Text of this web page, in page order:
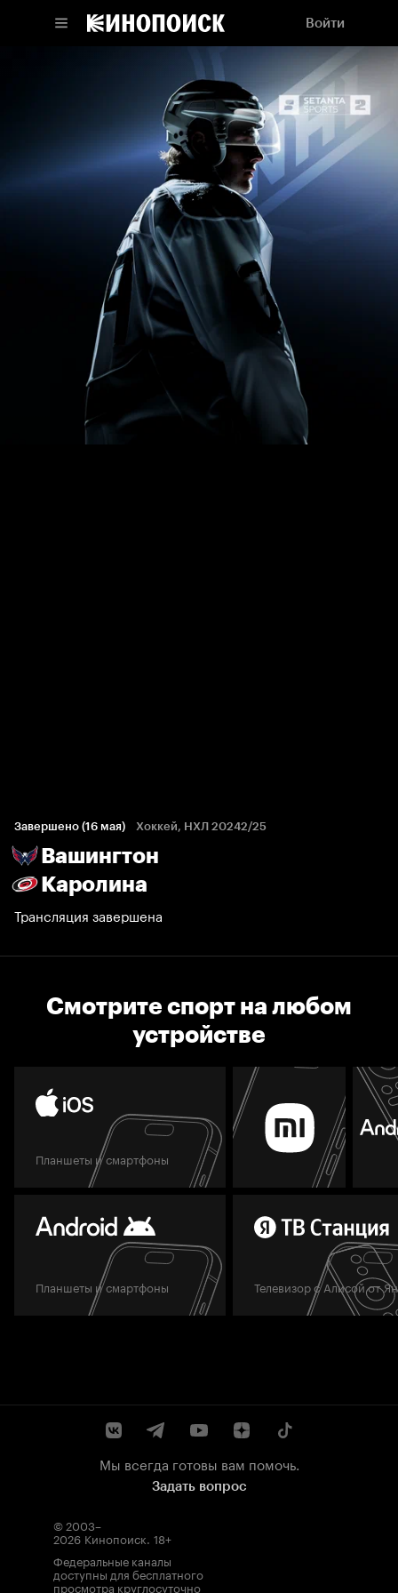
Войти
Завершено (16 мая) Хоккей, НХЛ 20242/25
Вашингтон
Каролина
Трансляция завершена
Смотрите спорт на любом
устройстве
Планшеты и смартфоны
Планшеты и смартфоны Телевизор с Алисой от
Мы всегда готовы вам помочь.
Задать вопрос
© 2003–
2026 Кинопоиск. 18+
Федеральные каналы
доступны для бесплатного
просмотра круглосуточно